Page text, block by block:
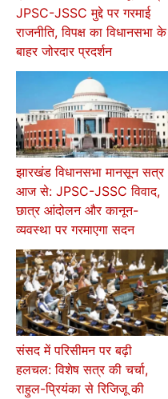
JPSC-JSSC मुद्दे पर गरमाई
राजनीति, विपक्ष का विधानसभा के
बाहर जोरदार प्रदर्शन
झारखंड विधानसभा मानसून सत्र
आज से: JPSC-JSSC विवाद,
छात्र आंदोलन और कानून-
व्यवस्था पर गरमाएगा सदन
संसद में परिसीमन पर बढ़ी
हलचल: विशेष सत्र की चर्चा,
राहुल-प्रियंका से रिजिजू की